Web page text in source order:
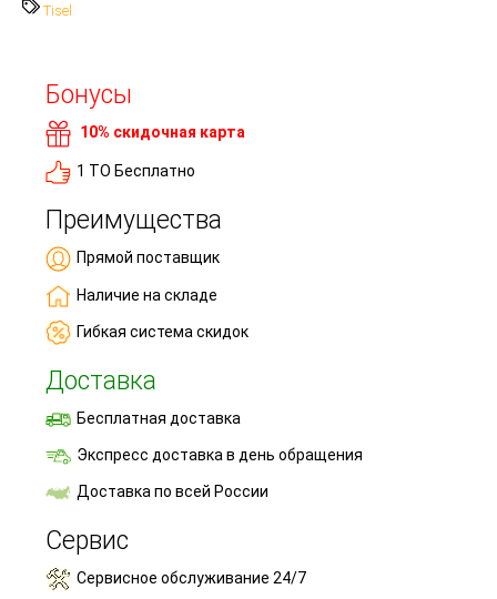
Tisel
Бонусы
10% скидочная карта
1 ТО Бесплатно
Преимущества
Прямой поставщик
Наличие на складе
Гибкая система скидок
Доставка
Бесплатная доставка
Экспресс доставка в день обращения
Доставка по всей России
Сервис
Сервисное обслуживание 24/7